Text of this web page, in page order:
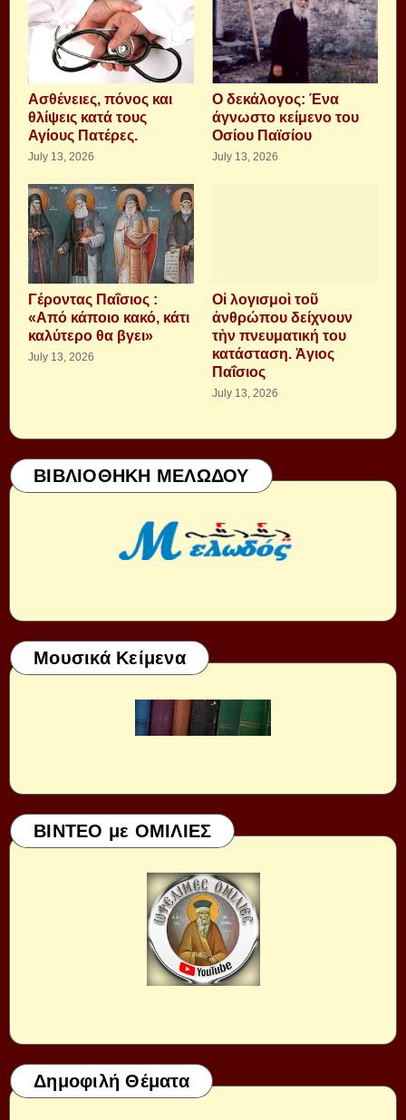
Aσθένειες, πόνος και
θλίψεις κατά τους
Αγίους Πατέρες.
July 13, 2026
Ο δεκάλογος: Ένα
άγνωστο κείμενο του
Οσίου Παϊσίου
July 13, 2026
Γέροντας Παΐσιος :
«Από κάποιο κακό, κάτι
καλύτερο θα βγει»
July 13, 2026
Οἱ λογισμοὶ τοῦ
ἀνθρώπου δείχνουν
τὴν πνευματική του
κατάσταση. Ἁγιος
Παΐσιος
July 13, 2026
ΒΙΒΛΙΟΘΗΚΗ ΜΕΛΩΔΟΥ
Μουσικά Κείμενα
ΒΙΝΤΕΟ με ΟΜΙΛΙΕΣ
Δημοφιλή Θέματα